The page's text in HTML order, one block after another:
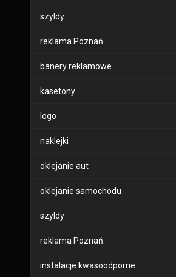
szyldy
reklama Poznań
banery reklamowe
kasetony
logo
naklejki
oklejanie aut
oklejanie samochodu
szyldy
reklama Poznań
instalacje kwasoodporne